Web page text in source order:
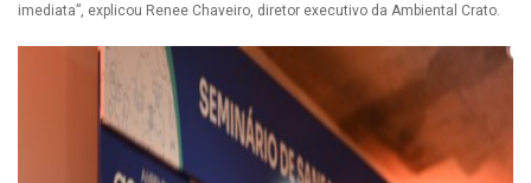
imediata”, explicou Renee Chaveiro, diretor executivo da Ambiental Crato.